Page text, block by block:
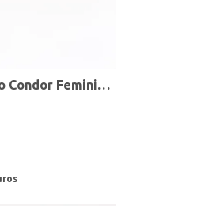
Relógio + Acessório Condor Feminino PRATA